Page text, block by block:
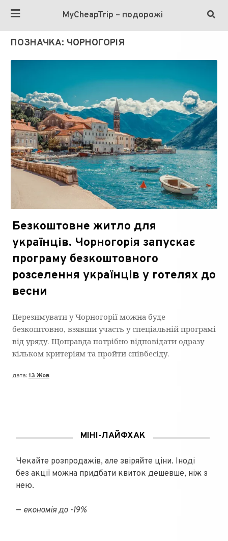
MyCheapTrip – подорожі
ПОЗНАЧКА: ЧОРНОГОРІЯ
Безкоштовне житло для
українців. Чорногорія запускає
програму безкоштовного
розселення українців у готелях до
весни
Перезимувати у Чорногорії можна буде
безкоштовно, взявши участь у спеціальній програмі
від уряду. Щоправда потрібно відповідати одразу
кільком критеріям та пройти співбесіду.
дата:13 Жов
МІНІ-ЛАЙФХАК
Чекайте розпродажів, але звіряйте ціни. Іноді
без акції можна придбати квиток дешевше, ніж з
нею.
— економія до -19%